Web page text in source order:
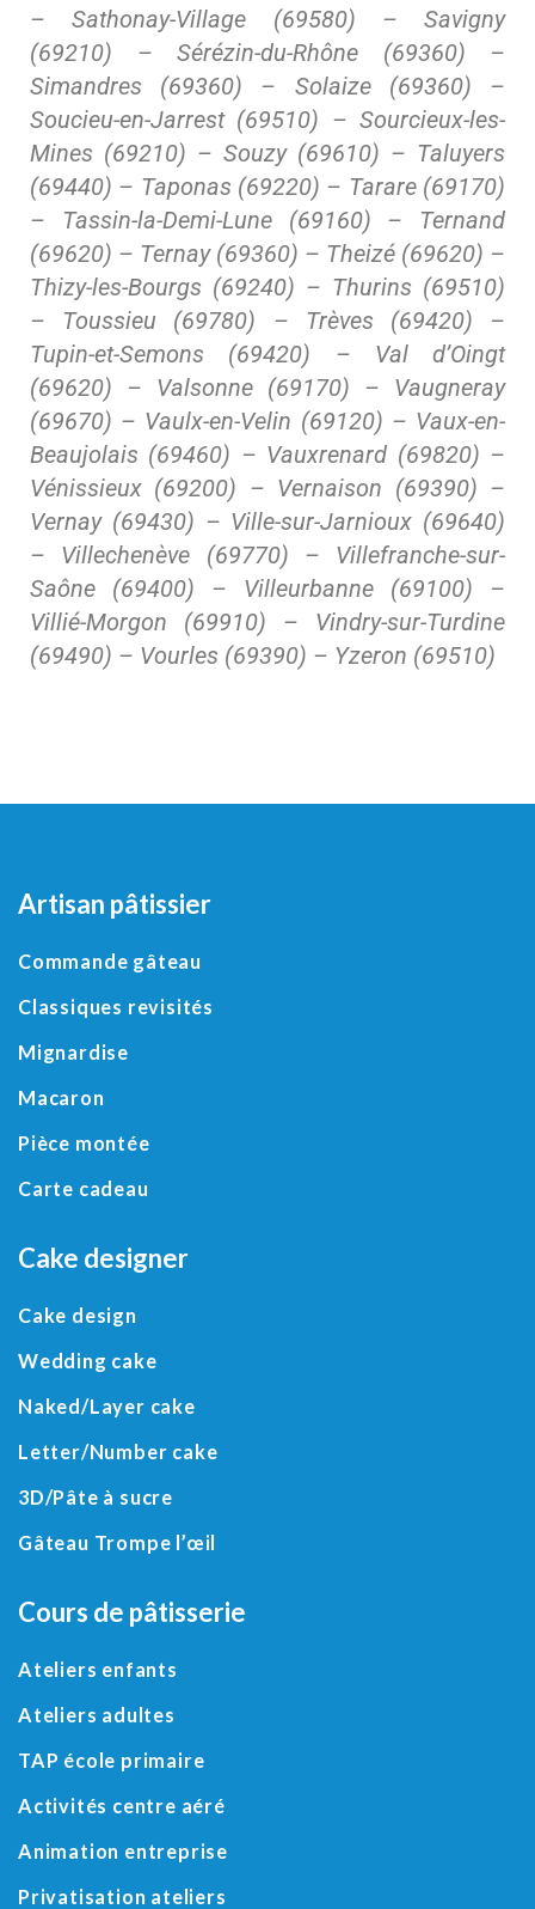
– Sathonay-Village (69580) – Savigny
(69210) – Sérézin-du-Rhône (69360) –
Simandres (69360) – Solaize (69360) –
Soucieu-en-Jarrest (69510) – Sourcieux-les-
Mines (69210) – Souzy (69610) – Taluyers
(69440) – Taponas (69220) – Tarare (69170)
– Tassin-la-Demi-Lune (69160) – Ternand
(69620) – Ternay (69360) – Theizé (69620) –
Thizy-les-Bourgs (69240) – Thurins (69510)
– Toussieu (69780) – Trèves (69420) –
Tupin-et-Semons (69420) – Val d’Oingt
(69620) – Valsonne (69170) – Vaugneray
(69670) – Vaulx-en-Velin (69120) – Vaux-en-
Beaujolais (69460) – Vauxrenard (69820) –
Vénissieux (69200) – Vernaison (69390) –
Vernay (69430) – Ville-sur-Jarnioux (69640)
– Villechenève (69770) – Villefranche-sur-
Saône (69400) – Villeurbanne (69100) –
Villié-Morgon (69910) – Vindry-sur-Turdine
(69490) – Vourles (69390) – Yzeron (69510)
Artisan pâtissier
Commande gâteau
Classiques revisités
Mignardise
Macaron
Pièce montée
Carte cadeau
Cake designer
Cake design
Wedding cake
Naked/Layer cake
Letter/Number cake
3D/Pâte à sucre
Gâteau Trompe l’œil
Cours de pâtisserie
Ateliers enfants
Ateliers adultes
TAP école primaire
Activités centre aéré
Animation entreprise
Privatisation ateliers